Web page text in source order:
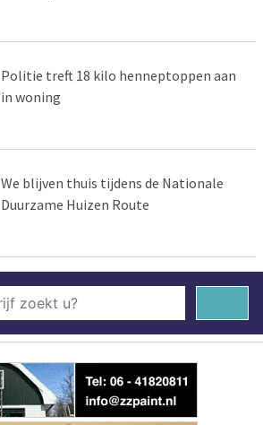
Politie treft 18 kilo henneptoppen aan
in woning
We blijven thuis tijdens de Nationale
Duurzame Huizen Route